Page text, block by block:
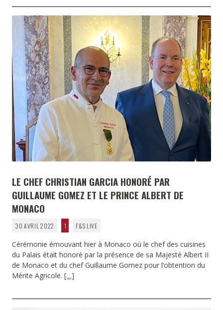
LE CHEF CHRISTIAN GARCIA HONORÉ PAR
GUILLAUME GOMEZ ET LE PRINCE ALBERT DE
MONACO
30 AVRIL 2022 1 F&S LIVE
Cérémonie émouvant hier à Monaco où le chef des cuisines
du Palais était honoré par la présence de sa Majesté Albert II
de Monaco et du chef Guillaume Gomez pour l’obtention du
Mérite Agricole. […]